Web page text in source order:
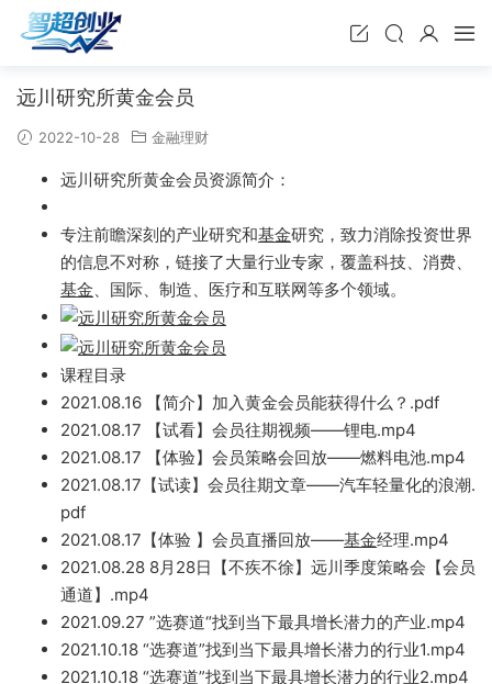
远川研究所黄金会员
2022-10-28 金融理财
远川研究所黄金会员资源简介：
专注前瞻深刻的产业研究和基金研究，致力消除投资世界
的信息不对称，链接了大量行业专家，覆盖科技、消费、
基金、国际、制造、医疗和互联网等多个领域。
课程目录
2021.08.16 【简介】加入黄金会员能获得什么？.pdf
2021.08.17 【试看】会员往期视频——锂电.mp4
2021.08.17 【体验】会员策略会回放——燃料电池.mp4
2021.08.17【试读】会员往期文章——汽车轻量化的浪潮.
pdf
2021.08.17【体验 】会员直播回放——基金经理.mp4
2021.08.28 8月28日【不疾不徐】远川季度策略会【会员
通道】.mp4
2021.09.27 ”选赛道“找到当下最具增长潜力的产业.mp4
2021.10.18 “选赛道”找到当下最具增长潜力的行业1.mp4
2021.10.18 “选赛道”找到当下最具增长潜力的行业2.mp4